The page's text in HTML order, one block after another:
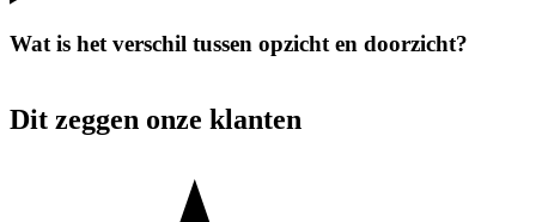
Wat is het verschil tussen opzicht en doorzicht?
Dit zeggen onze klanten